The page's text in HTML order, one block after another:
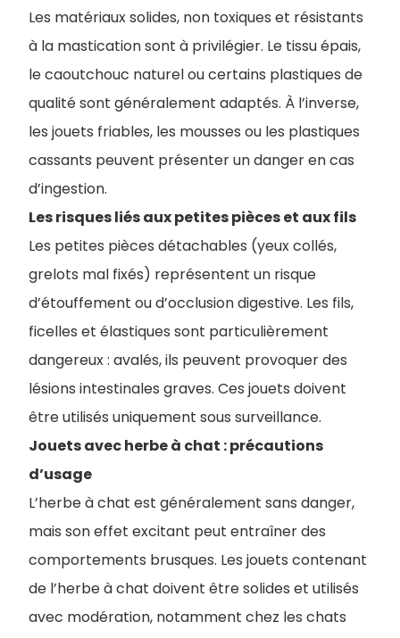
Les matériaux solides, non toxiques et résistants
à la mastication sont à privilégier. Le tissu épais,
le caoutchouc naturel ou certains plastiques de
qualité sont généralement adaptés. À l’inverse,
les jouets friables, les mousses ou les plastiques
cassants peuvent présenter un danger en cas
d’ingestion.
Les risques liés aux petites pièces et aux fils
Les petites pièces détachables (yeux collés,
grelots mal fixés) représentent un risque
d’étouffement ou d’occlusion digestive. Les fils,
ficelles et élastiques sont particulièrement
dangereux : avalés, ils peuvent provoquer des
lésions intestinales graves. Ces jouets doivent
être utilisés uniquement sous surveillance.
Jouets avec herbe à chat : précautions
d’usage
L’herbe à chat est généralement sans danger,
mais son effet excitant peut entraîner des
comportements brusques. Les jouets contenant
de l’herbe à chat doivent être solides et utilisés
avec modération, notamment chez les chats